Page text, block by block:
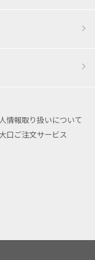
情報取り扱いについて
口ご注文サービス